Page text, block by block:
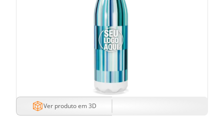
Ver produto em 3D